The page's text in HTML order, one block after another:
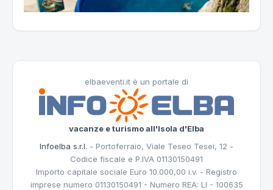
elbaeventi.it è un portale di
vacanze e turismo all'Isola d'Elba
Infoelba s.r.l. - Portoferraio, Viale Teseo Tesei, 12 -
Codice fiscale e P.IVA 01130150491
Importo capitale sociale Euro 10.000,00 i.v. - Registro
imprese numero 01130150491 - Numero REA: LI - 100635